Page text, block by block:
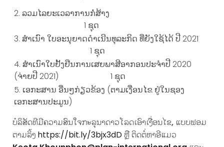
ລວມໄລຍະເວລາການກໍ່ສ້າງ
1 ຊຸດ
ສໍາ​ເນົາ ໃບອະນຸຍາດ​ດຳ​ເນີນ​ທຸລະ​ກິດ ທີ່ຍັງໃຊ້ໄດ້​ ປີ 2021
1 ຊຸດ
ສໍາ​ເນົາໃບຢັ້ງຢືນການ​​ເສຍ​ພາສີ​ອາກອນປະຈໍາປີ 2020
(ຈ່າຍປີ 2021) 1 ຊຸດ
ເອກະສານ ອື່ນໆກ່ຽວຂ້ອງ (ຕາມເງື່ອນໄຂ ຢູ່ໃນຊອງ
ເອກະສານປະມູນ)
ບໍລິສັດທີມີຄວາມສົນໃຈກະລຸນາດາວໂລດເອົາເງື່ອນໄຂ, ແບບຟອມ
ຕາມລິ້ງ https://bit.ly/3bjx3dDຫຼື ຕິດຕໍ່ຫາອີແມວ